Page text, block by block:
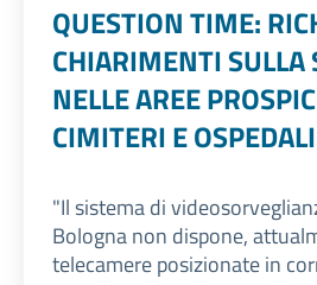
QUESTION TIME:
CHIARIMENTI SULLA
NELLE AREE
CIMITERI E OSPEDALI
"Il sistema di
Bologna non dispone,
telecamere posizionate in